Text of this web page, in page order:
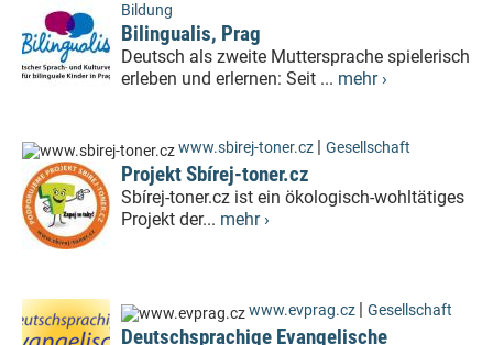
Bildung
Bilingualis, Prag
Deutsch als zweite Muttersprache spielerisch
erleben und erlernen: Seit ... mehr ›
www.sbirej-toner.cz | Gesellschaft
Projekt Sbírej-toner.cz
Sbírej-toner.cz ist ein ökologisch-wohltätiges
Projekt der... mehr ›
www.evprag.cz | Gesellschaft
Deutschsprachige Evangelische